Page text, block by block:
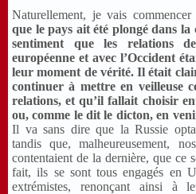
Naturellement, je vais
que lepays ait été plongé dans la
sentiment que les relations
européenne et avec l’Occident
leur moment de vérité. Il était
continuer à mettre en veilleuse
relations, et qu’il fallait choisir
ou, comme le dit le dicton, en
Il va sans dire que la Russie
tandis que, malheureusement,
contentaient de la dernière, que ce
fait, ils se sont tous engagés en
extrémistes, renonçant ainsi à